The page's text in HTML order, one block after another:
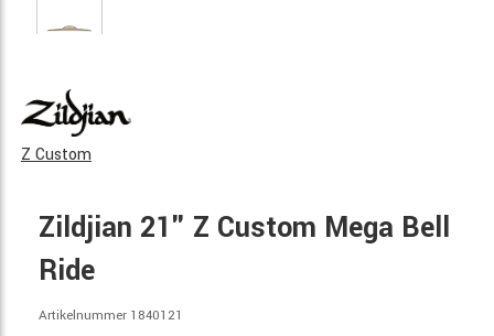
Z Custom
Zildjian 21" Z Custom Mega Bell
Ride
Artikelnummer 1840121